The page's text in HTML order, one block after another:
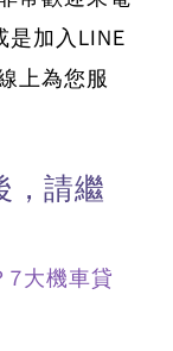
是加入LINE
上為您服
，請繼
7大機車貸